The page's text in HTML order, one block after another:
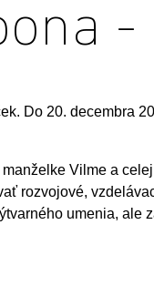
-
Do 20. decembra
Vilme a
rozvojové,
umenia, ale